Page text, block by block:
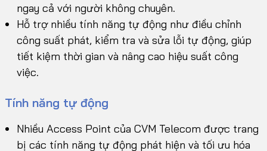
ngay cả với người không chuyên.
Hỗ trợ nhiều tính năng tự động như điều chỉnh
công suất phát, kiểm tra và sửa lỗi tự động, giúp
tiết kiệm thời gian và nâng cao hiệu suất công
việc.
Tính năng tự động
Nhiều Access Point của CVM Telecom được trang
bị các tính năng tự động phát hiện và tối ưu hóa